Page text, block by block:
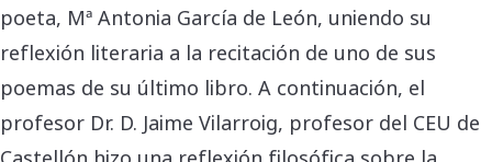
poeta, Mª Antonia García de León, uniendo su
reflexión literaria a la recitación de uno de sus
poemas de su último libro. A continuación, el
profesor Dr. D. Jaime Vilarroig, profesor del CEU de